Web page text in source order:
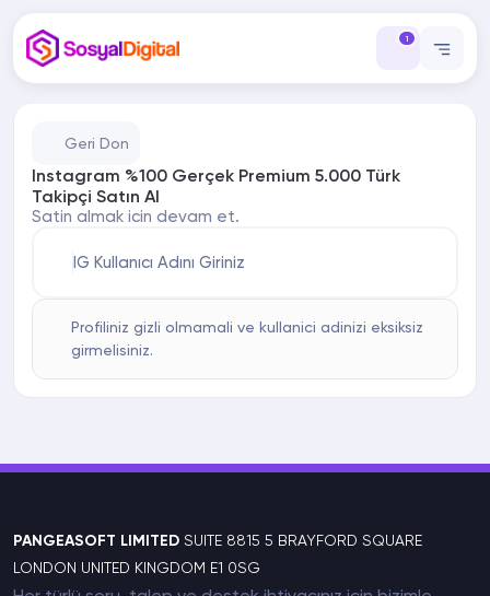
1
Geri Don
Instagram %100 Gerçek Premium 5.000 Türk
Takipçi Satın Al
Satin almak icin devam et.
IG Kullanıcı Adını Giriniz
Profiliniz gizli olmamali ve kullanici adinizi eksiksiz
girmelisiniz.
PANGEASOFT LIMITED SUITE 8815 5 BRAYFORD SQUARE
LONDON UNITED KINGDOM E1 0SG